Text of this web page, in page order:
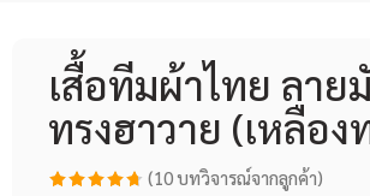
เสื้อทีมผ้าไทย ลาย
ทรงฮาวาย (เหลือ
(10บทวิจารณ์จากลูกค้า)